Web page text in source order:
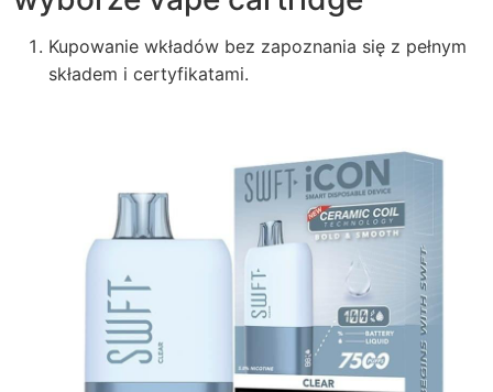
Kupowanie wkładów bez zapoznania się z pełnym
składem i certyfikatami.